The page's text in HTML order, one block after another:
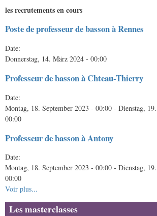
les recrutements en cours
Poste de professeur de basson à Rennes
Date:
Donnerstag, 14. März 2024 - 00:00
Professeur de basson à Chteau-Thierry
Date:
Montag, 18. September 2023 - 00:00 - Dienstag,
00:00
Professeur de basson à Antony
Date:
Montag, 18. September 2023 - 00:00 - Dienstag,
00:00
Voir plus...
Les masterclasses